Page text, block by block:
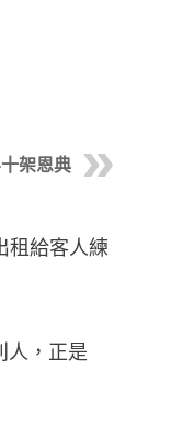
架恩典
給客人練
人，正是